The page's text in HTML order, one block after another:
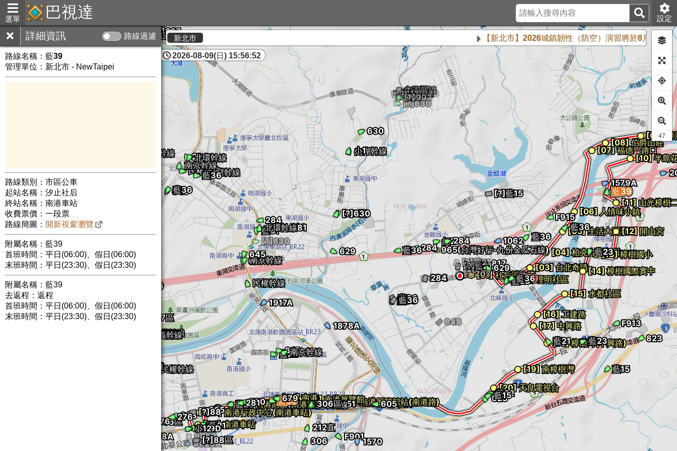
選單 巴視達 設定
詳細資訊 路線過濾
路線名稱： 藍39
管理單位：新北市 - NewTaipei
路線類別：市區公車
起站名稱：汐止社后
終站名稱：南港車站
收費票價：一段票
路線簡圖： 開新視窗瀏覽
附屬名稱：藍39
首班時間：平日(06:00)、假日(06:00)
末班時間：平日(23:30)、假日(23:30)
附屬名稱：藍39
去返程：返程
首班時間：平日(06:00)、假日(06:00)
末班時間：平日(23:30)、假日(23:30)
新北市 【新北市】2026城鎮韌性（防空）演習將於8月13日下午2
2026-08-09(日) 15:56:53
44